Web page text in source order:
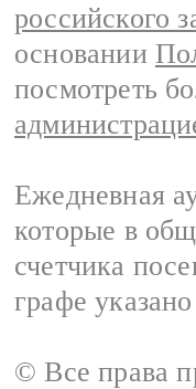
российского
основании
посмотреть
Ежедневная
которые в
счетчика
графе
© Все права